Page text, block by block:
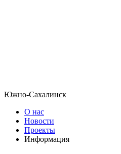
Южно-Сахалинск
О нас
Новости
Проекты
Информация